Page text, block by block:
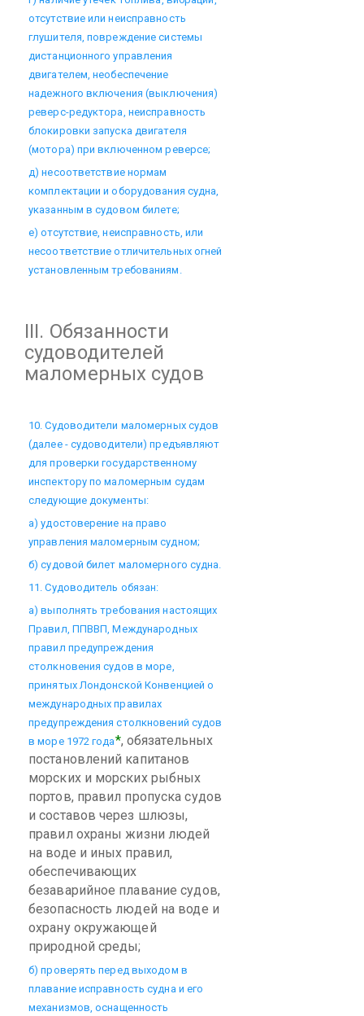
отсутствие или неисправность
глушителя, повреждение системы
дистанционного управления
двигателем, необеспечение
надежного включения (выключения)
реверс-редуктора, неисправность
блокировки запуска двигателя
(мотора) при включенном реверсе;
д) несоответствие нормам
комплектации и оборудования судна,
указанным в судовом билете;
е) отсутствие, неисправность, или
несоответствие отличительных огней
установленным требованиям.
III. Обязанности
судоводителей
маломерных судов
10. Судоводители маломерных судов
(далее - судоводители) предъявляют
для проверки государственному
инспектору по маломерным судам
следующие документы:
а) удостоверение на право
управления маломерным судном;
б) судовой билет маломерного судна.
11. Судоводитель обязан:
а) выполнять требования настоящих
Правил, ППВВП, Международных
правил предупреждения
столкновения судов в море,
принятых Лондонской Конвенцией о
международных правилах
предупреждения столкновений судов
в море 1972 года*, обязательных
постановлений капитанов
морских и морских рыбных
портов, правил пропуска судов
и составов через шлюзы,
правил охраны жизни людей
на воде и иных правил,
обеспечивающих
безаварийное плавание судов,
безопасность людей на воде и
охрану окружающей
природной среды;
б) проверять перед выходом в
плавание исправность судна и его
механизмов, оснащенность